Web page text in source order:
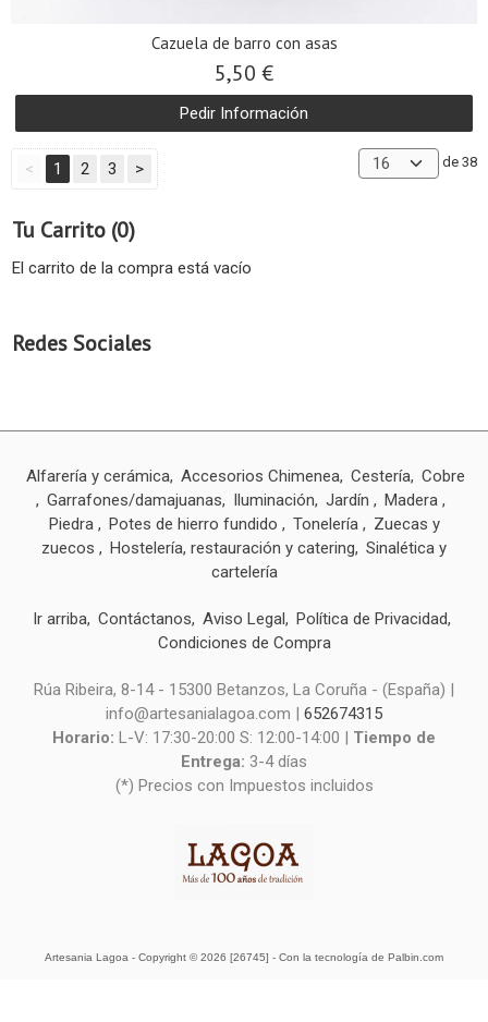
Tu Carrito (0)
El carrito de la compra está vacío
Redes Sociales
Cazuela de barro con asas
5,50 €
Pedir Información
< 1 2 3 > de 38
Alfarería y cerámica Accesorios Chimenea Cestería Cobre
Garrafones/damajuanas
Iluminación Jardín
Madera
Piedra
Potes de hierro fundido Tonelería
Zuecas y
zuecos
Hostelería, restauración y catering
Sinalética y
cartelería
Ir arriba Contáctanos Aviso Legal
Política de Privacidad
Condiciones de Compra
Rúa Ribeira, 8-14 - 15300 Betanzos, La Coruña - (España) |
info@artesanialagoa.com | 652674315
Horario: L-V: 17:30-20:00 S: 12:00-14:00 | Tiempo de
Entrega: 3-4 días
(*) Precios con Impuestos incluidos
Artesania Lagoa - Copyright © 2026 [26745] - Con la tecnología de Palbin.com